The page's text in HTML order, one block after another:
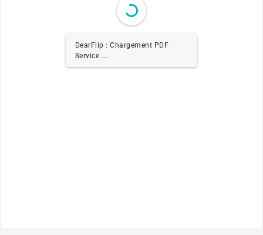
DearFlip : Chargement PDF
Service ...